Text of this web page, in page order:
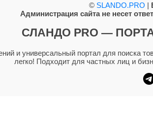
© SLANDO.PRO |
Администрация сайта не несет
СЛАНДО PRO —
и универсальный портал для поиска
легко! Подходит для частных лиц и